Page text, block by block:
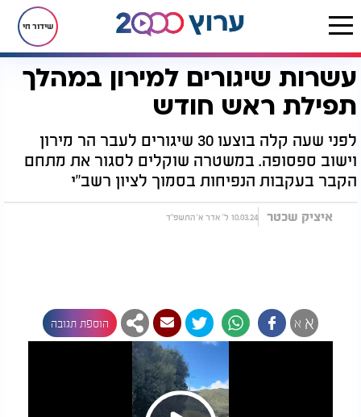
שידור חי
דף הבית חדשות חדשות בארץ עשרות שיגורים למירון במהלך תפילת ראש חודש
עשרות שיגורים למירון במהלך
תפילת ראש חודש
לפני שעה קלה בוצעו 30 שיגורים לעבר הר מירון
וישוב ספסופה. במשטרה שוקלים לסגור את מתחם
הקבר בעקבות הנפיחות בסמוך לציון רשב"י
איציק שכטר 10.03.24 ל' אדר א' התשפ"ד
א א הוספת תגובה